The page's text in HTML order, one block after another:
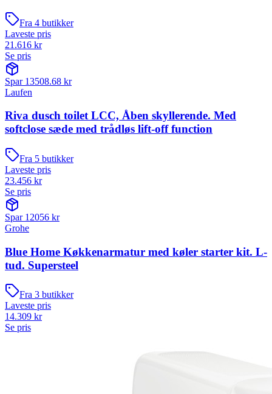
Fra 4 butikker
Laveste pris
21.616 kr
Se pris
Spar 13508.68 kr
Laufen
Riva dusch toilet LCC, Åben skyllerende. Med
softclose sæde med trådløs lift-off function
Fra 5 butikker
Laveste pris
23.456 kr
Se pris
Spar 12056 kr
Grohe
Blue Home Køkkenarmatur med køler starter kit. L-
tud. Supersteel
Fra 3 butikker
Laveste pris
14.309 kr
Se pris